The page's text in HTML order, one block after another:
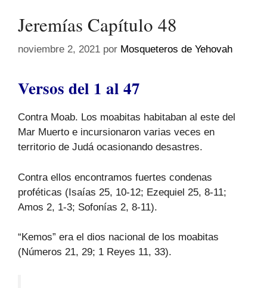
Jeremías Capítulo 48
noviembre 2, 2021 por Mosqueteros de Yehovah
Versos del 1 al 47
Contra Moab. Los moabitas habitaban al este del
Mar Muerto e incursionaron varias veces en
territorio de Judá ocasionando desastres.
Contra ellos encontramos fuertes condenas
proféticas (Isaías 25, 10-12; Ezequiel 25, 8-11;
Amos 2, 1-3; Sofonías 2, 8-11).
“Kemos” era el dios nacional de los moabitas
(Números 21, 29; 1 Reyes 11, 33).